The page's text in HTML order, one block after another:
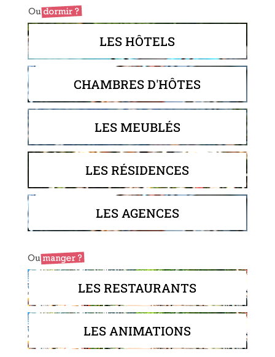
LES HÔTELS
CHAMBRES D'HÔTES
LES MEUBLÉS
LES RÉSIDENCES
LES AGENCES
LES RESTAURANTS
LES ANIMATIONS